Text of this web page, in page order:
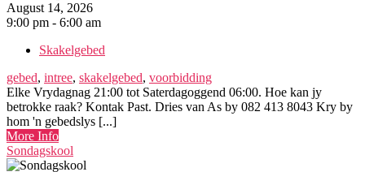
August 14, 2026
9:00 pm - 6:00 am
Skakelgebed
gebed, intree, skakelgebed, voorbidding
Elke Vrydagnag 21:00 tot Saterdagoggend 06:00. Hoe kan jy
betrokke raak? Kontak Past. Dries van As by 082 413 8043 Kry by
hom 'n gebedslys [...]
More Info
Sondagskool